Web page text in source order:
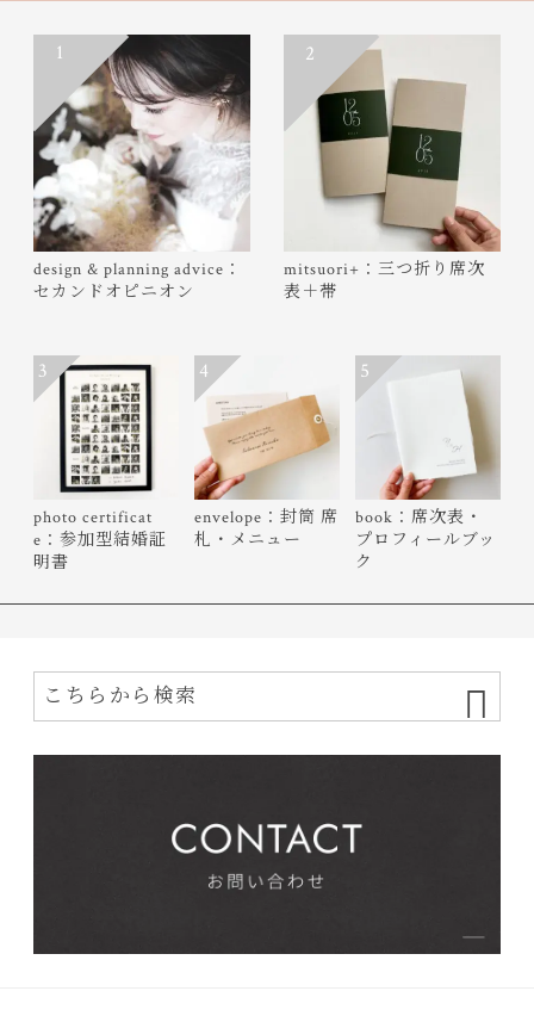
design & planning advice：
セカンドオピニオン
1
mitsuori+：三つ折り席次
表＋帯
2
photo certificat
e：参加型結婚証
明書
3
envelope：封筒 席
札・メニュー
4
book：席次表・
プロフィールブッ
ク
5